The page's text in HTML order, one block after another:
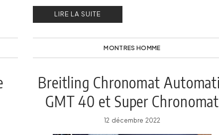
LIRE LA SUITE
MONTRES HOMME
Breitling Chronomat
GMT 40 et Super Chronomat
Automatic 38
12 décembre 2022